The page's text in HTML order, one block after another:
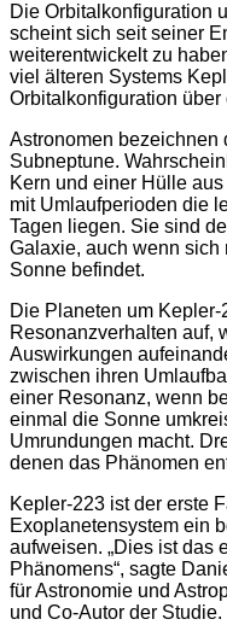
Die Orbitalkonfiguration
scheint sich seit seiner
weiterentwickelt zu
viel älteren Systems
Orbitalkonfiguration
Astronomen bezeichnen
Subneptune.
Kern und einer Hülle
mit Umlaufperioden die
Tagen liegen. Sie sind
Galaxie, auch wenn sich
Sonne befindet.
Die Planeten um
Resonanzverhalten auf,
Auswirkungen
zwischen ihren
einer Resonanz, wenn
einmal die Sonne
Umrundungen macht.
denen das Phänomen
Kepler-223 ist der erste
Exoplanetensystem ein
aufweisen. „Dies ist das
Phänomens“, sagte
für Astronomie und
und Co-Autor der Studie.